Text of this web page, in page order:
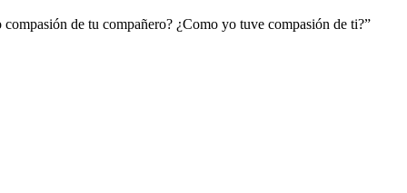
de tu compañero? ¿Como yo tuve compasión de ti?”